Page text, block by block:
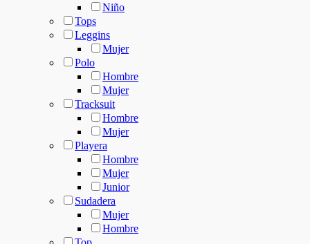
Niño
Tops
Leggins
Mujer
Polo
Hombre
Mujer
Tracksuit
Hombre
Mujer
Playera
Hombre
Mujer
Junior
Sudadera
Mujer
Hombre